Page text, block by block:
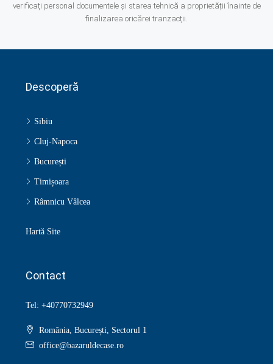
verificați personal documentele și starea tehnică a proprietății înainte de
finalizarea oricărei tranzacții.
Descoperă
Sibiu
Cluj-Napoca
București
Timișoara
Râmnicu Vâlcea
Hartă Site
Contact
Tel: +40770732949
România, București, Sectorul 1
office@bazaruldecase.ro